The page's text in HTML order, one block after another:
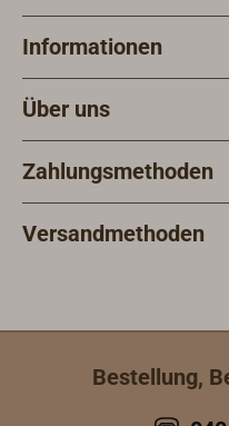
ein blendfreies
der LEDs für
Hight-Power
einem
Leuchtmittel,
& 24 Volt
Informationen
Über uns
Zahlungsmethoden
Versandmethoden
Bestellung,